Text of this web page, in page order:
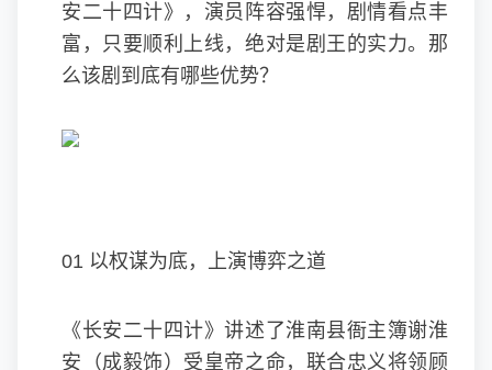
安二十四计》，演员阵容强悍，剧情看点丰
富，只要顺利上线，绝对是剧王的实力。那
么该剧到底有哪些优势？
01 以权谋为底，上演博弈之道
《长安二十四计》讲述了淮南县衙主簿谢淮
安（成毅饰）受皇帝之命，联合忠义将领顾